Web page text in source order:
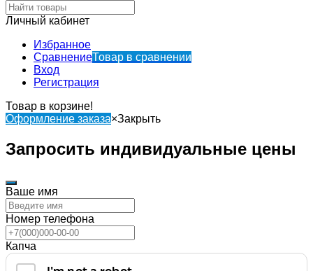
Личный кабинет
Избранное
СравнениеТовар в сравнении
Вход
Регистрация
Товар в корзине!
Оформление заказа×Закрыть
Запросить индивидуальные цены
Ваше имя
Номер телефона
Капча